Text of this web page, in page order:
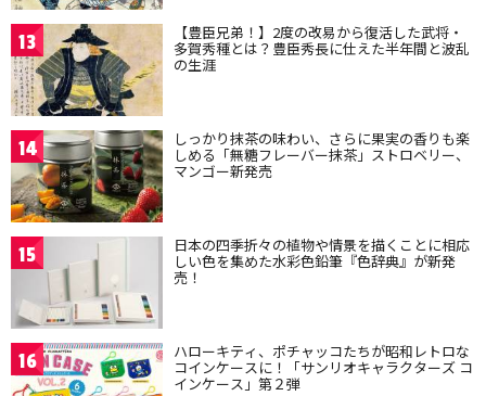
13 【豊臣兄弟！】2度の改易から復活した武将・
多賀秀種とは？豊臣秀長に仕えた半年間と波乱
の生涯
14 しっかり抹茶の味わい、さらに果実の香りも楽
しめる「無糖フレーバー抹茶」ストロベリー、
マンゴー新発売
15 日本の四季折々の植物や情景を描くことに相応
しい色を集めた水彩色鉛筆『色辞典』が新発
売！
16 ハローキティ、ポチャッコたちが昭和レトロな
コインケースに！「サンリオキャラクターズ コ
インケース」第２弾